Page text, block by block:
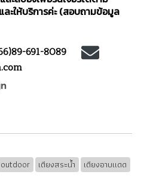
ะให้บริการค่ะ (สอบถามข้อมูล
691-8089
outdoor เตียงสระน้ำ
เตียงอาบแดด